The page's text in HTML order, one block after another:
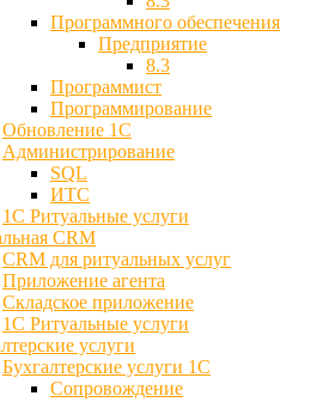
Программного обеспечения
Предприятие
8.3
Программист
Программирование
Обновление 1С
Администрирование
SQL
ИТС
1С Ритуальные услуги
CRM
CRM для ритуальных услуг
Приложение агента
Складское приложение
1С Ритуальные услуги
услуги
Бухгалтерские услуги 1С
Сопровождение